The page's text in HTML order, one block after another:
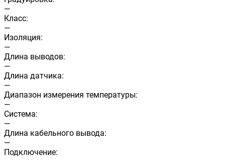
—
Класс:
—
Изоляция:
—
Длина выводов:
—
Длина датчика:
—
Диапазон измерения температуры:
—
Система:
—
Длина кабельного вывода:
—
Подключение: